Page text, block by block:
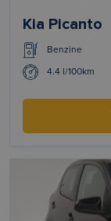
Kia Picanto
Benzine
4.4 l/100km